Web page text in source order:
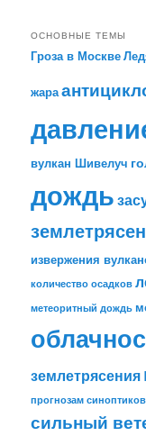
ОСНОВНЫЕ ТЕМЫ
Гроза в Москве
жара
вулкан Шивелуч
дождь
извержения
количество осадков
метеоритный дождь
землетрясения
прогнозам синоптиков
сильный